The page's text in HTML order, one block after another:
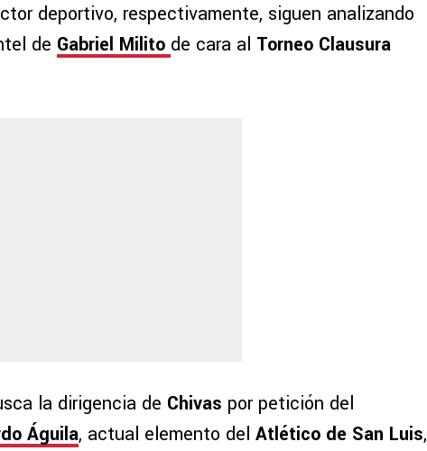
deportivo, respectivamente, siguen analizando
de Gabriel Milito de cara al Torneo Clausura
la dirigencia de Chivas por petición del
Águila, actual elemento del Atlético de San Luis,